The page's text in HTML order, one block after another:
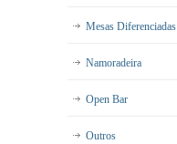
Mesas Diferenciadas
Namoradeira
Open Bar
Outros